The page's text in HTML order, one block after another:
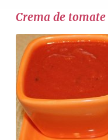
Crema de